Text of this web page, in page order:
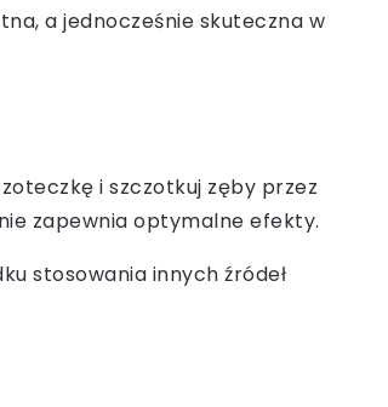
a jednocześnie skuteczna w
i szczotkuj zęby przez
zapewnia optymalne efekty.
stosowania innych źródeł